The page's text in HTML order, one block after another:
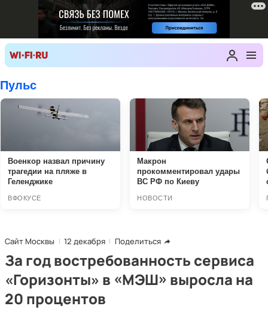
Сайт Москвы 12 декабря Поделиться
За год востребованность сервиса
«Горизонты» в «МЭШ» выросла на
20 процентов